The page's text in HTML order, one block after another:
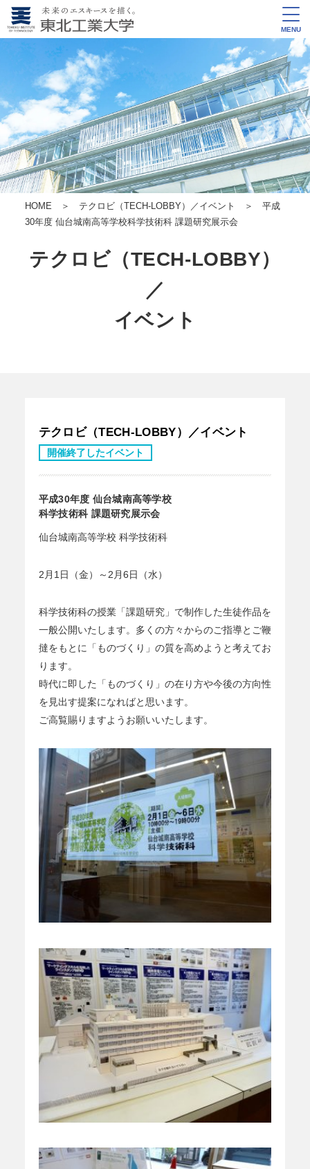
MENU
HOME ＞ テクロビ（TECH-LOBBY）／イベント
＞ 平成
30年度 仙台城南高等学校科学技術科 課題研究展示会
テクロビ（TECH-LOBBY）
／
イベント
テクロビ（TECH-LOBBY）／イベント
開催終了したイベント
平成30年度 仙台城南高等学校
科学技術科 課題研究展示会
仙台城南高等学校 科学技術科
2月1日（金）～2月6日（水）
科学技術科の授業「課題研究」で制作した生徒作品を
一般公開いたします。多くの方々からのご指導とご鞭
撻をもとに「ものづくり」の質を高めようと考えてお
ります。
時代に即した「ものづくり」の在り方や今後の方向性
を見出す提案になればと思います。
ご高覧賜りますようお願いいたします。